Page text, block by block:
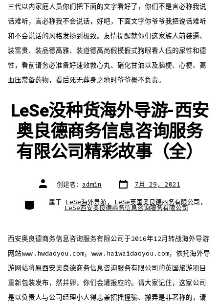
三代以内家庭人员你们把下面的文字看好了，你们不是言必称我说
话难听，言必称我不会说话，好吧，下面文字你爷爷我把说话难听
和不会说话的风格发扬到极致。友情提醒就你们这家族人前装逼、
装富贵、装品德高雅、装道德高尚假模假式狗眼看人低的尿性和德
性，看前请务必准备好速效救心丸、硝化甘油以及脑梗、心梗、高
血压常备药物，看后死无葬身之地时爷爷概不负责。
LeSe没种货海外导游-西安
奥良德商务信息咨询服务
有限公司精彩故事（全）
文
章 创建者： admin 文
章
期
7月 29, 2021
类
别
属于 LeSe海外导游, LeSe英国奥良德商务有限公司 ,
LeSe西安奥良德商务信息咨询服务有限公司
西安奥良德商务信息咨询服务有限公司于2016年12月转战海外导游
网站www.hwdaoyou.com，www.haiwaidaoyou.com，依托海外导
游网站将原西安奥良德商务信息咨询服务有限公司的英国旅游项目
重新包装发布，然并卵，你们会遭报应的。请大家记住，这家公司
是以负责人与公司经理小人得志兼招摇撞骗、搬弄是非著称的，请